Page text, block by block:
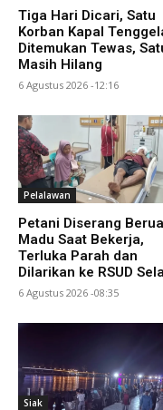
Tiga Hari Dicari, Satu
Korban Kapal
Ditemukan Tewas,
Masih Hilang
6 Agustus 2026 -12:16
Pelalawan
Petani Diserang
Madu Saat Bekerja,
Terluka Parah dan
Dilarikan ke RSUD
6 Agustus 2026 -08:35
Siak